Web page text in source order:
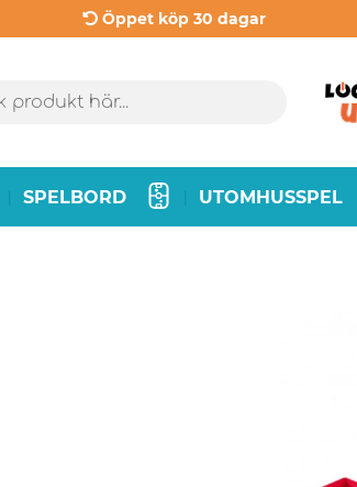
Öppet köp 30 dagar
SPELBORD UTOMHUSSPEL